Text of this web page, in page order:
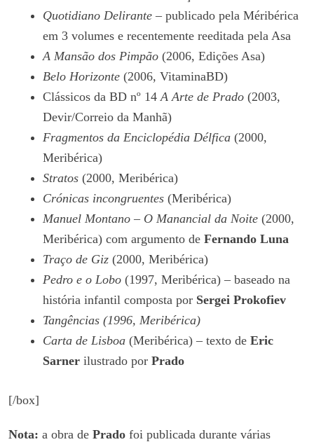
Quotidiano Delirante – publicado pela Méribérica
em 3 volumes e recentemente reeditada pela Asa
A Mansão dos Pimpão (2006, Edições Asa)
Belo Horizonte (2006, VitaminaBD)
Clássicos da BD nº 14 A Arte de Prado (2003,
Devir/Correio da Manhã)
Fragmentos da Enciclopédia Délfica (2000,
Meribérica)
Stratos (2000, Meribérica)
Crónicas incongruentes (Meribérica)
Manuel Montano – O Manancial da Noite (2000,
Meribérica) com argumento de Fernando Luna
Traço de Giz (2000, Meribérica)
Pedro e o Lobo (1997, Meribérica) – baseado na
história infantil composta por Sergei Prokofiev
Tangências (1996, Meribérica)
Carta de Lisboa (Meribérica) – texto de Eric
Sarner ilustrado por Prado
[/box]
Nota: a obra de Prado foi publicada durante várias